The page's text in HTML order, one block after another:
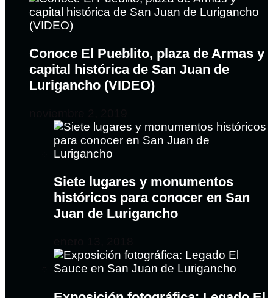
Conoce El Pueblito, plaza de Armas y
capital histórica de San Juan de
Lurigancho (VIDEO)
Siete lugares y monumentos
históricos para conocer en San
Juan de Lurigancho